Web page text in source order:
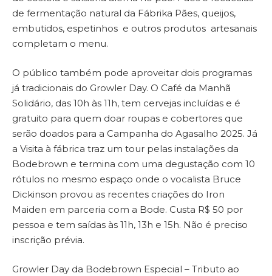
de fermentação natural da Fábrika Pães, queijos,
embutidos, espetinhos e outros produtos artesanais
completam o menu.
O público também pode aproveitar dois programas
já tradicionais do Growler Day. O Café da Manhã
Solidário, das 10h às 11h, tem cervejas incluídas e é
gratuito para quem doar roupas e cobertores que
serão doados para a Campanha do Agasalho 2025. Já
a Visita à fábrica traz um tour pelas instalações da
Bodebrown e termina com uma degustação com 10
rótulos no mesmo espaço onde o vocalista Bruce
Dickinson provou as recentes criações do Iron
Maiden em parceria com a Bode. Custa R$ 50 por
pessoa e tem saídas às 11h, 13h e 15h. Não é preciso
inscrição prévia.
Growler Day da Bodebrown Especial – Tributo ao